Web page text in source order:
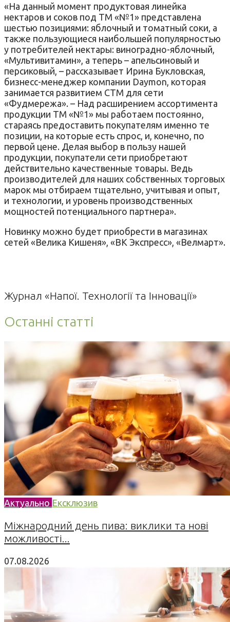
«На данный момент продуктовая линейка
нектаров и соков под ТМ «№1» представлена
шестью позициями: яблочный и томатный соки, а
также пользующиеся наибольшей популярностью
у потребителей нектары: виноградно-яблочный,
«Мультивитамин», а теперь – апельсиновый и
персиковый, – рассказывает Ирина Букловская,
бизнесс-менеджер компании Daymon, которая
занимается развитием СТМ для сети
«Фудмережа». – Над расширением ассортимента
продукции ТМ «№1» мы работаем постоянно,
стараясь предоставить покупателям именно те
позиции, на которые есть спрос, и, конечно, по
первой цене. Делая выбор в пользу нашей
продукции, покупатели сети приобретают
действительно качественные товары. Ведь
производителей для наших собственных торговых
марок мы отбираем тщательно, учитывая и опыт,
и технологии, и уровень производственных
мощностей потенциального партнера».
Новинку можно будет приобрести в магазинах
сетей «Велика Кишеня», «ВК Экспресс», «Велмарт».
Журнал «Напої. Технології та Інновації»
Останні статті
Актуально Ексклюзив
Міжнародний день пива: виклики та нові
можливості...
07.08.2026